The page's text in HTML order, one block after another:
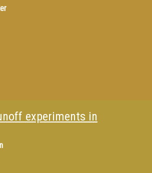
experiments in